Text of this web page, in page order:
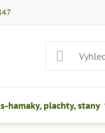
hamaky, plachty, stany